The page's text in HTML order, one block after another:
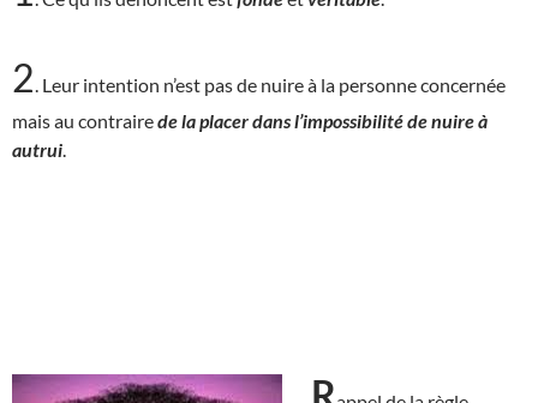
2 . Leur intention n’est pas de nuire à la personne concernée
mais au contrairede la placer dans l’impossibilité de nuire à
autrui
R